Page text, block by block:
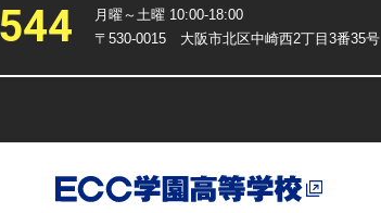
月曜～土曜 10:00-18:00
〒530-0015 大阪市北区中崎西2丁目3番35号